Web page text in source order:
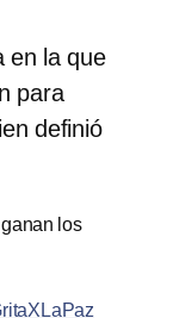
en la que
para
definió
ganan los